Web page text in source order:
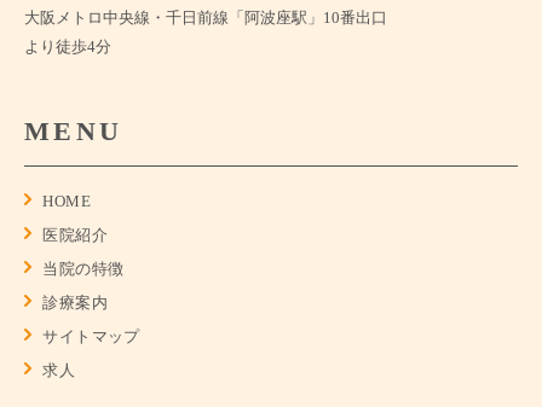
大阪メトロ中央線・千日前線「阿波座駅」10番出口
より徒歩4分
MENU
HOME
医院紹介
当院の特徴
診療案内
サイトマップ
求人